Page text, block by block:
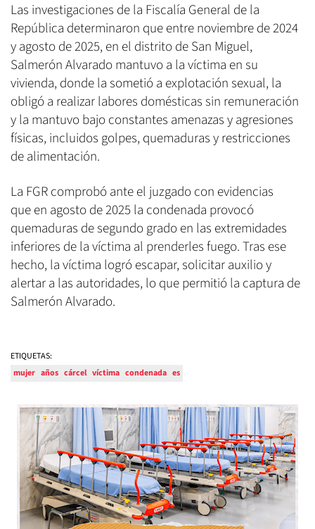
Las investigaciones de la Fiscalía General de la
República determinaron que entre noviembre de 2024
y agosto de 2025, en el distrito de San Miguel,
Salmerón Alvarado mantuvo a la víctima en su
vivienda, donde la sometió a explotación sexual, la
obligó a realizar labores domésticas sin remuneración
y la mantuvo bajo constantes amenazas y agresiones
físicas, incluidos golpes, quemaduras y restricciones
de alimentación.
La FGR comprobó ante el juzgado con evidencias
que en agosto de 2025 la condenada provocó
quemaduras de segundo grado en las extremidades
inferiores de la víctima al prenderles fuego. Tras ese
hecho, la víctima logró escapar, solicitar auxilio y
alertar a las autoridades, lo que permitió la captura de
Salmerón Alvarado.
ETIQUETAS:
mujer años cárcel víctima condenada es